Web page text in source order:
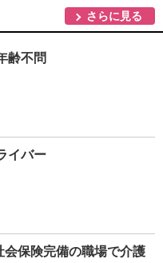
さらに見る
齢不問
イバー
保険完備の職場で介護